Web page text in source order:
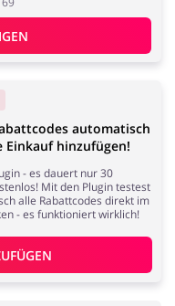
Tierbedarf
& Spielzeug
automatisch
hinzufügen!
- es dauert nur 30
Mit den Plugin testest
alle Rabattcodes direkt im
- es funktioniert wirklich!